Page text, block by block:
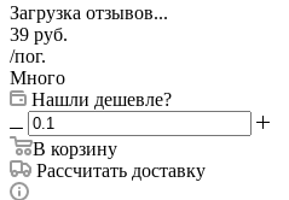
Загрузка отзывов...
39 руб.
/пог.
Много
Нашли дешевле?
В корзину
Рассчитать доставку